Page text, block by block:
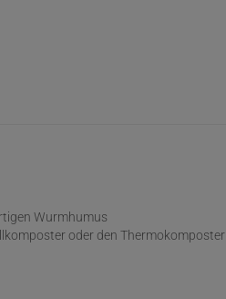
Wurmhumus
oder den Thermokomposter